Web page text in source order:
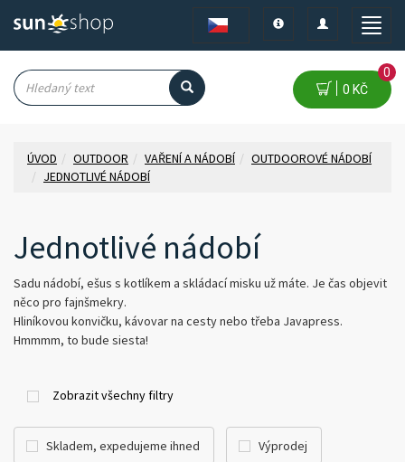
Toggle
Toggle
navigation
Toggle
0 KČ
0
ÚVOD OUTDOOR VAŘENÍ A NÁDOBÍ
OUTDOOROVÉ NÁDOBÍ
JEDNOTLIVÉ NÁDOBÍ
Jednotlivé nádobí
Sadu nádobí, ešus s kotlíkem a skládací misku už máte. Je čas objevit
něco pro fajnšmekry.
Hliníkovou konvičku, kávovar na cesty nebo třeba Javapress.
Hmmmm, to bude siesta!
Zobrazit všechny filtry
Skladem, expedujeme ihned Výprodej